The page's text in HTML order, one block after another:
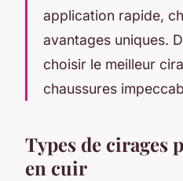
application rapide,
avantages uniques.
choisir le meilleur
chaussures
Types de cirages
en cuir